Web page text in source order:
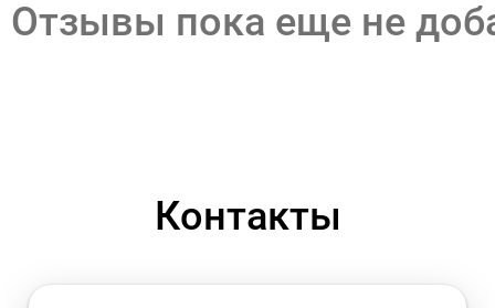
Отзывы пока еще не
Контакты